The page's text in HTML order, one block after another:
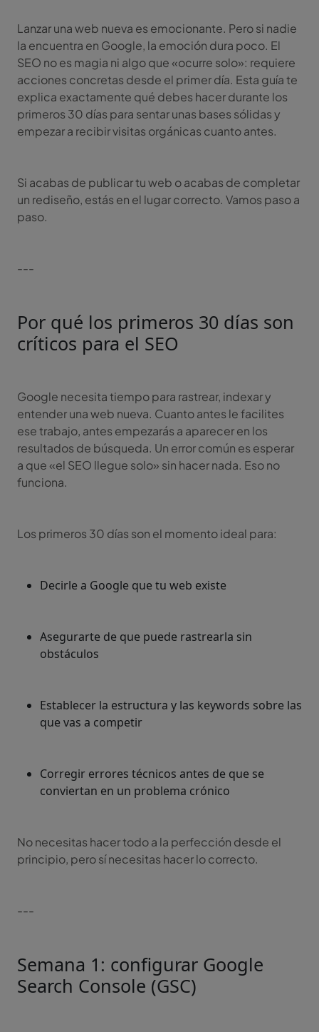
Lanzar una web nueva es emocionante. Pero si nadie
la encuentra en Google, la emoción dura poco. El
SEO no es magia ni algo que «ocurre solo»: requiere
acciones concretas desde el primer día. Esta guía te
explica exactamente qué debes hacer durante los
primeros 30 días para sentar unas bases sólidas y
empezar a recibir visitas orgánicas cuanto antes.
Si acabas de publicar tu web o acabas de completar
un rediseño, estás en el lugar correcto. Vamos paso a
paso.
---
Por qué los primeros 30 días son
críticos para el SEO
Google necesita tiempo para rastrear, indexar y
entender una web nueva. Cuanto antes le facilites
ese trabajo, antes empezarás a aparecer en los
resultados de búsqueda. Un error común es esperar
a que «el SEO llegue solo» sin hacer nada. Eso no
funciona.
Los primeros 30 días son el momento ideal para:
Decirle a Google que tu web existe
Asegurarte de que puede rastrearla sin
obstáculos
Establecer la estructura y las keywords sobre las
que vas a competir
Corregir errores técnicos antes de que se
conviertan en un problema crónico
No necesitas hacer todo a la perfección desde el
principio, pero sí necesitas hacer lo correcto.
---
Semana 1: configurar Google
Search Console (GSC)